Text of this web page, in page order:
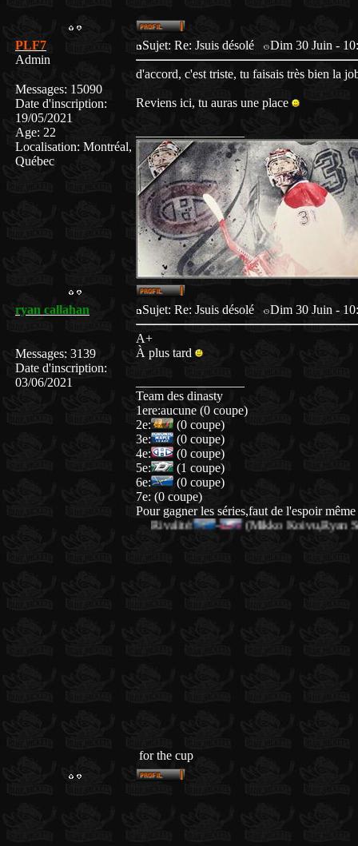
PLF7
Admin
Messages: 15090
Date d'inscription:
19/05/2021
Age: 22
Localisation: Montréal,
Québec
Sujet: Re: Jsuis désolé Dim 30 Juin -
d'accord, c'est triste, tu faisais très bien la
Reviens ici, tu auras une place
ryan callahan
Messages: 3139
Date d'inscription:
03/06/2021
Sujet: Re: Jsuis désolé Dim 30 Juin -
A+
À plus tard
Team des dinasty
1ere:aucune (0 coupe)
2e:
(0 coupe)
3e:
(0 coupe)
4e:
(0 coupe)
5e:
(1 coupe)
6e:
(0 coupe)
7e: (0 coupe)
Pour gagner les séries,faut de l'espoir
- (Mikko Koivu,Ryan
for the cup